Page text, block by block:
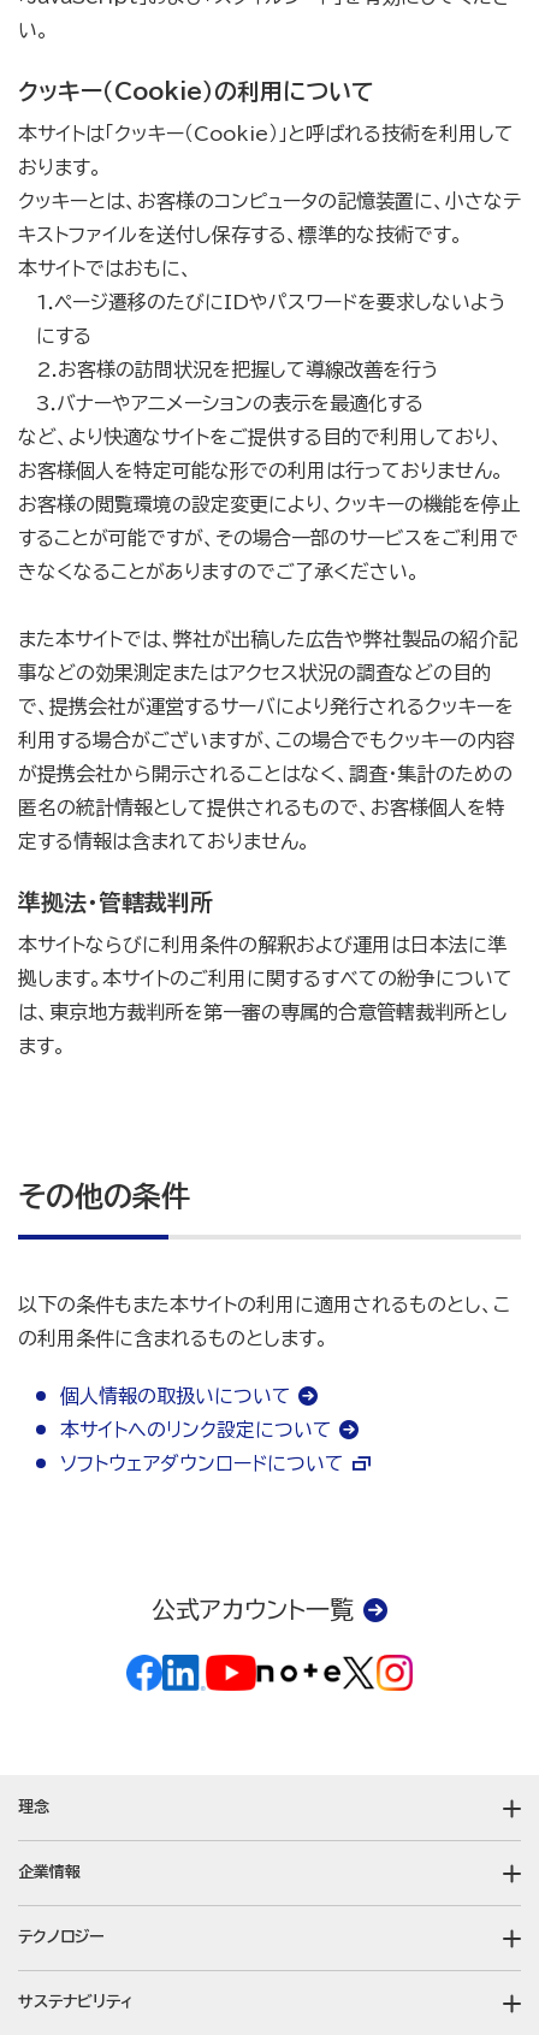
い。
クッキー（Cookie）の利用について
本サイトは「クッキー（Cookie）」と呼ばれる技術を利用して
おります。
クッキーとは、お客様のコンピュータの記憶装置に、小さなテ
キストファイルを送付し保存する、標準的な技術です。
本サイトではおもに、
1.ページ遷移のたびにIDやパスワードを要求しないよう
にする
2.お客様の訪問状況を把握して導線改善を行う
3.バナーやアニメーションの表示を最適化する
など、より快適なサイトをご提供する目的で利用しており、
お客様個人を特定可能な形での利用は行っておりません。
お客様の閲覧環境の設定変更により、クッキーの機能を停止
することが可能ですが、その場合一部のサービスをご利用で
きなくなることがありますのでご了承ください。
また本サイトでは、弊社が出稿した広告や弊社製品の紹介記
事などの効果測定またはアクセス状況の調査などの目的
で、提携会社が運営するサーバにより発行されるクッキーを
利用する場合がございますが、この場合でもクッキーの内容
が提携会社から開示されることはなく、調査・集計のための
匿名の統計情報として提供されるもので、お客様個人を特
定する情報は含まれておりません。
準拠法・管轄裁判所
本サイトならびに利用条件の解釈および運用は日本法に準
拠します。本サイトのご利用に関するすべての紛争について
は、東京地方裁判所を第一審の専属的合意管轄裁判所とし
ます。
その他の条件
以下の条件もまた本サイトの利用に適用されるものとし、こ
の利用条件に含まれるものとします。
個人情報の取扱いについて
本サイトへのリンク設定について
ソフトウェアダウンロードについて
公式アカウント一覧
理念
企業情報
テクノロジー
サステナビリティ